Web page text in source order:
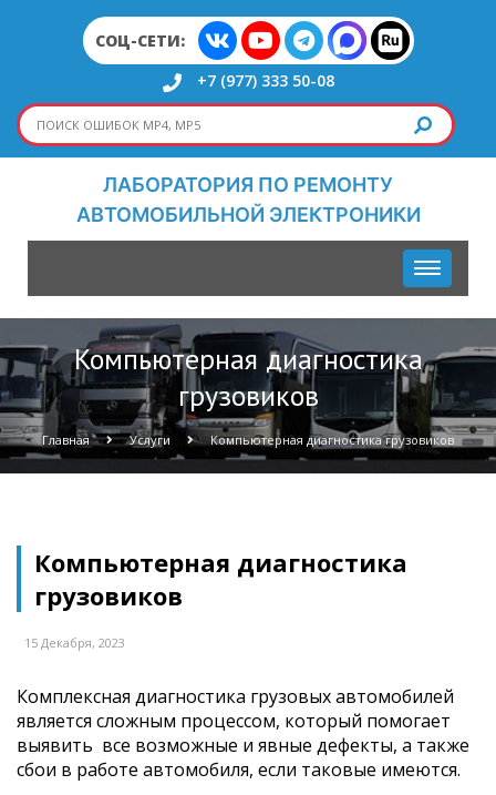
СОЦ-СЕТИ:
+7 (977) 333 50-08
ЛАБОРАТОРИЯ ПО РЕМОНТУ
АВТОМОБИЛЬНОЙ ЭЛЕКТРОНИКИ
Компьютерная диагностика
грузовиков
Главная Услуги Компьютерная диагностика грузовиков
Компьютерная диагностика
грузовиков
15 Декабря, 2023
Комплексная диагностика грузовых автомобилей
является сложным процессом, который помогает
выявить все возможные и явные дефекты, а также
сбои в работе автомобиля, если таковые имеются.